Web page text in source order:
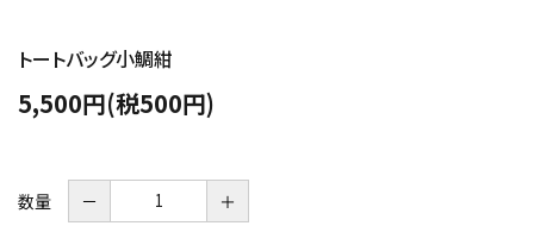
トートバッグ小鯛紺
5,500円(税500円)
数量 － ＋